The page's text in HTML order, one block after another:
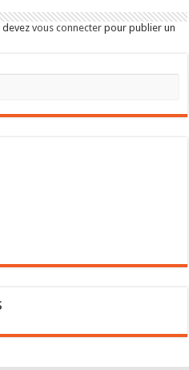
devezvous connecter pour publier un